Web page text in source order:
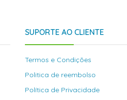
SUPORTE AO CLIENTE
Termos e Condições
Politica de reembolso
Política de Privacidade